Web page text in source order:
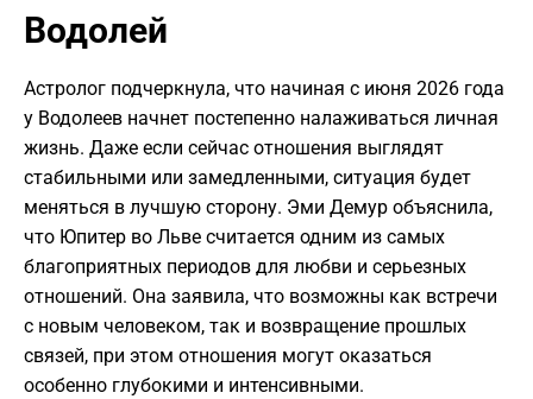
Водолей
Астролог подчеркнула, что начиная с июня 2026 года
у Водолеев начнет постепенно налаживаться личная
жизнь. Даже если сейчас отношения выглядят
стабильными или замедленными, ситуация будет
меняться в лучшую сторону. Эми Демур объяснила,
что Юпитер во Льве считается одним из самых
благоприятных периодов для любви и серьезных
отношений. Она заявила, что возможны как встречи
с новым человеком, так и возвращение прошлых
связей, при этом отношения могут оказаться
особенно глубокими и интенсивными.